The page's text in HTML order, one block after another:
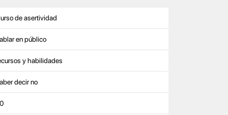
de asertividad
en público
y habilidades
decir no